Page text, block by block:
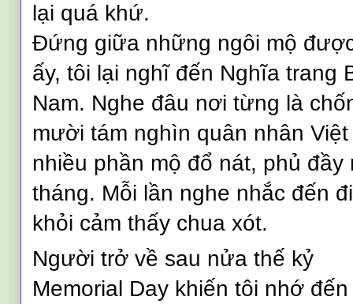
lại quá khứ.
Đứng giữa những ngôi mộ
ấy, tôi lại nghĩ đến Nghĩa trang
Nam. Nghe đâu nơi từng là
mười tám nghìn quân nhân
nhiều phần mộ đổ nát, phủ
tháng. Mỗi lần nghe nhắc đến
khỏi cảm thấy chua xót.
Người trở về sau nửa thế kỷ
Memorial Day khiến tôi nhớ